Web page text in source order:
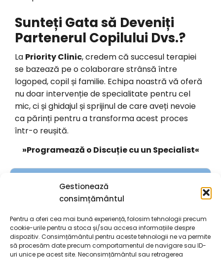
Gestionează
consimțământul
Pentru a oferi cea mai bună experiență, folosim tehnologii precum
cookie-urile pentru a stoca și/sau accesa informațiile despre
dispozitiv. Consimțământul pentru aceste tehnologii ne va permite
să procesăm date precum comportamentul de navigare sau ID-
uri unice pe acest site. Neconsimțământul sau retragerea
Sunteți Gata să Deveniți
Partenerul Copilului Dvs.?
La Priority Clinic, credem că succesul terapiei
se bazează pe o colaborare strânsă între
logoped, copil și familie. Echipa noastră vă oferă
nu doar intervenție de specialitate pentru cel
mic, ci și ghidajul și sprijinul de care aveți nevoie
ca părinți pentru a transforma acest proces
într-o reușită.
»Programează o Discuție cu un Specialist«
UNGUREANU GEORGIANA
Salutare, sunt Georgiana Ungureanu
și am o pasiune de lungă durată
pentru a ajuta copiii cu nevoi
speciale. În 2018 am fondat Priority
Clinic, o clinică dedicată exclusiv